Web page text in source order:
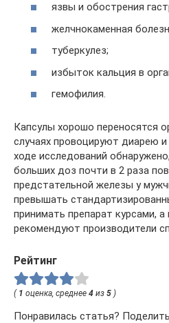
язвы и обострения
желчнокаменная
туберкулез;
избыток кальция в
гемофилия.
Капсулы хорошо переносятся
случаях провоцируют диарею
ходе исследований
больших доз почти в 2 раза
предстательной железы у
превышать
принимать препарат курсами,
рекомендуют производители
Рейтинг
( 1 оценка, среднее 4 из 5 )
Понравилась статья?